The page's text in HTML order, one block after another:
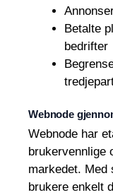
Betalte
bedrifter
Webnode
Webnode har
brukervennlige
markedet. Med
brukere enkelt